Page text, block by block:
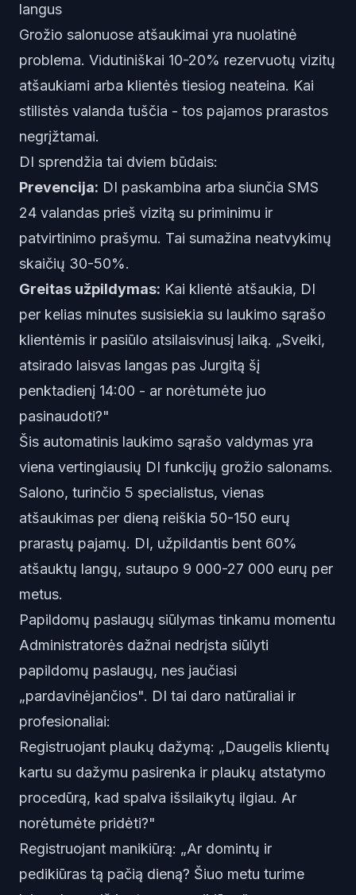
langus
Grožio salonuose atšaukimai yra nuolatinė
problema. Vidutiniškai 10-20% rezervuotų vizitų
atšaukiami arba klientės tiesiog neateina. Kai
stilistės valanda tuščia - tos pajamos prarastos
negrįžtamai.
DI sprendžia tai dviem būdais:
Prevencija: DI paskambina arba siunčia SMS
24 valandas prieš vizitą su priminimu ir
patvirtinimo prašymu. Tai sumažina neatvykimų
skaičių 30-50%.
Greitas užpildymas: Kai klientė atšaukia, DI
per kelias minutes susisiekia su laukimo sąrašo
klientėmis ir pasiūlo atsilaisvinusį laiką. „Sveiki,
atsirado laisvas langas pas Jurgitą šį
penktadienį 14:00 - ar norėtumėte juo
pasinaudoti?"
Šis automatinis laukimo sąrašo valdymas yra
viena vertingiausių DI funkcijų grožio salonams.
Salono, turinčio 5 specialistus, vienas
atšaukimas per dieną reiškia 50-150 eurų
prarastų pajamų. DI, užpildantis bent 60%
atšauktų langų, sutaupo 9 000-27 000 eurų per
metus.
Papildomų paslaugų siūlymas tinkamu momentu
Administratorės dažnai nedrįsta siūlyti
papildomų paslaugų, nes jaučiasi
„pardavinėjančios". DI tai daro natūraliai ir
profesionaliai:
Registruojant plaukų dažymą: „Daugelis klientų
kartu su dažymu pasirenka ir plaukų atstatymo
procedūrą, kad spalva išsilaikytų ilgiau. Ar
norėtumėte pridėti?"
Registruojant manikiūrą: „Ar domintų ir
pedikiūras tą pačią dieną? Šiuo metu turime